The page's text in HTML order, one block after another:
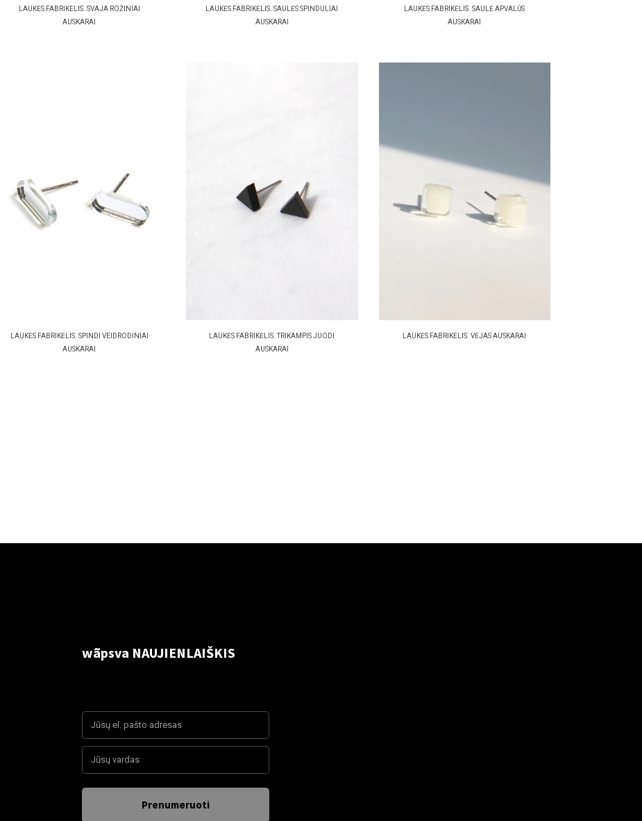
LAUKĖS FABRIKĖLIS. SVAJA ROŽINIAI
AUSKARAI
LAUKĖS FABRIKĖLIS. SAULĖS SPINDULIAI
AUSKARAI
LAUKĖS FABRIKĖLIS. SAULĖ APVALŪS
AUSKARAI
LAUKĖS FABRIKĖLIS. SPINDI VEIDRODINIAI
AUSKARAI
LAUKĖS FABRIKĖLIS. TRIKAMPIS JUODI
AUSKARAI
LAUKĖS FABRIKĖLIS. VĖJAS AUSKARAI